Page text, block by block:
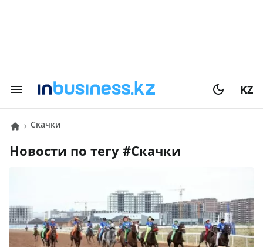
KZ
Скачки
Новости по тегу # Скачки